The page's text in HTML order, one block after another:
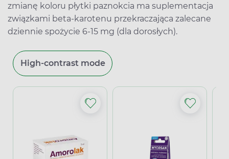
zmianę koloru płytki paznokcia ma suplementacja
związkami beta-karotenu przekraczająca zalecane
dziennie spożycie 6-15 mg (dla dorosłych).
High-contrast mode